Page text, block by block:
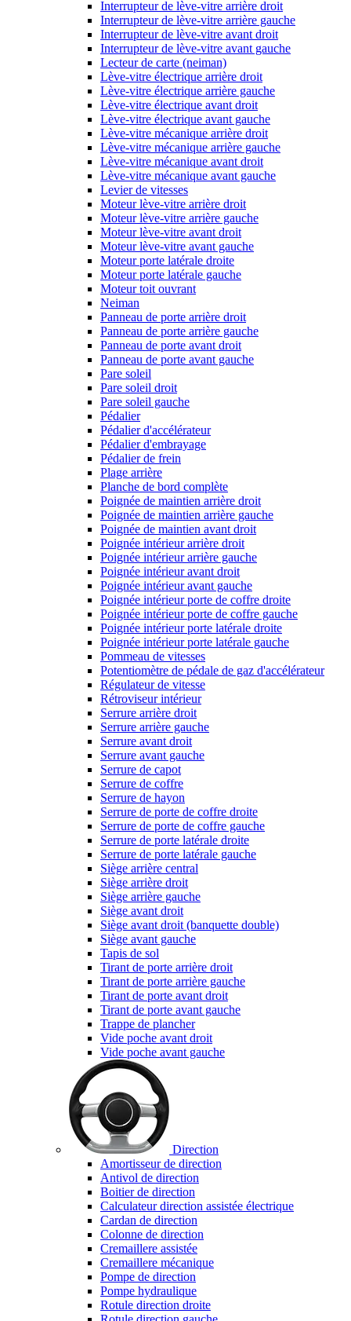
Interrupteur de lève-vitre arrière droit
Interrupteur de lève-vitre arrière gauche
Interrupteur de lève-vitre avant droit
Interrupteur de lève-vitre avant gauche
Lecteur de carte (neiman)
Lève-vitre électrique arrière droit
Lève-vitre électrique arrière gauche
Lève-vitre électrique avant droit
Lève-vitre électrique avant gauche
Lève-vitre mécanique arrière droit
Lève-vitre mécanique arrière gauche
Lève-vitre mécanique avant droit
Lève-vitre mécanique avant gauche
Levier de vitesses
Moteur lève-vitre arrière droit
Moteur lève-vitre arrière gauche
Moteur lève-vitre avant droit
Moteur lève-vitre avant gauche
Moteur porte latérale droite
Moteur porte latérale gauche
Moteur toit ouvrant
Neiman
Panneau de porte arrière droit
Panneau de porte arrière gauche
Panneau de porte avant droit
Panneau de porte avant gauche
Pare soleil
Pare soleil droit
Pare soleil gauche
Pédalier
Pédalier d'accélérateur
Pédalier d'embrayage
Pédalier de frein
Plage arrière
Planche de bord complète
Poignée de maintien arrière droit
Poignée de maintien arrière gauche
Poignée de maintien avant droit
Poignée intérieur arrière droit
Poignée intérieur arrière gauche
Poignée intérieur avant droit
Poignée intérieur avant gauche
Poignée intérieur porte de coffre droite
Poignée intérieur porte de coffre gauche
Poignée intérieur porte latérale droite
Poignée intérieur porte latérale gauche
Pommeau de vitesses
Potentiomètre de pédale de gaz d'accélérateur
Régulateur de vitesse
Rétroviseur intérieur
Serrure arrière droit
Serrure arrière gauche
Serrure avant droit
Serrure avant gauche
Serrure de capot
Serrure de coffre
Serrure de hayon
Serrure de porte de coffre droite
Serrure de porte de coffre gauche
Serrure de porte latérale droite
Serrure de porte latérale gauche
Siège arrière central
Siège arrière droit
Siège arrière gauche
Siège avant droit
Siège avant droit (banquette double)
Siège avant gauche
Tapis de sol
Tirant de porte arrière droit
Tirant de porte arrière gauche
Tirant de porte avant droit
Tirant de porte avant gauche
Trappe de plancher
Vide poche avant droit
Vide poche avant gauche
Direction
Amortisseur de direction
Antivol de direction
Boitier de direction
Calculateur direction assistée électrique
Cardan de direction
Colonne de direction
Cremaillere assistée
Cremaillere mécanique
Pompe de direction
Pompe hydraulique
Rotule direction droite